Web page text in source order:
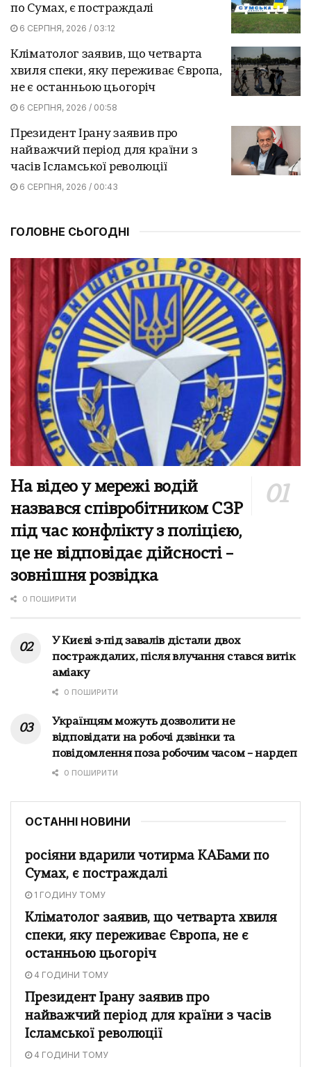
по Сумах, є постраждалі
6 СЕРПНЯ, 2026 / 03:12
Кліматолог заявив, що четварта
хвиля спеки, яку переживає Європа,
не є останньою цьогоріч
6 СЕРПНЯ, 2026 / 00:58
Президент Ірану заявив про
найважчий період для країни з
часів Ісламської революції
6 СЕРПНЯ, 2026 / 00:43
ГОЛОВНЕ СЬОГОДНІ
На відео у мережі водій
назвався співробітником СЗР
під час конфлікту з поліцією,
це не відповідає дійсності –
зовнішня розвідка
0 ПОШИРИТИ
У Києві з-під завалів дістали двох
постраждалих, після влучання стався витік
аміаку
0 ПОШИРИТИ
Українцям можуть дозволити не
відповідати на робочі дзвінки та
повідомлення поза робочим часом – нардеп
0 ПОШИРИТИ
ОСТАННІ НОВИНИ
росіяни вдарили чотирма КАБами по
Сумах, є постраждалі
1 ГОДИНУ ТОМУ
Кліматолог заявив, що четварта хвиля
спеки, яку переживає Європа, не є
останньою цьогоріч
4 ГОДИНИ ТОМУ
Президент Ірану заявив про
найважчий період для країни з часів
Ісламської революції
4 ГОДИНИ ТОМУ